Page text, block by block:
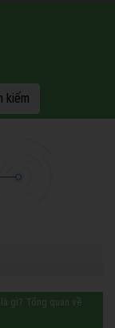
gì? Tổng quan về